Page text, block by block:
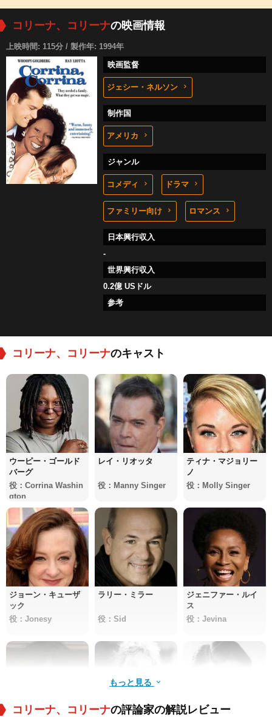
コリーナ、コリーナの映画情報
上映時間: 115分 / 製作年: 1994年
映画監督
ジェシー・ネルソン
制作国
アメリカ
ジャンル
コメディ ドラマ
ファミリー向け ロマンス
日本興行収入
-
世界興行収入
0.2億 USドル
参考
コリーナ、コリーナのキャスト
ウーピー・ゴールド
バーグ
役：Corrina Washin
gton
レイ・リオッタ
役：Manny Singer
ティナ・マジョリー
ノ
役：Molly Singer
ジョーン・キューザ
ック
役：Jonesy
ラリー・ミラー
役：Sid
ジェニファー・ルイ
ス
役：Jevina
もっと見る
コリーナ、コリーナの評論家の解説レビュー